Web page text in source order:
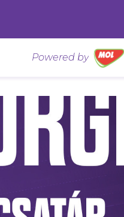
Powered by